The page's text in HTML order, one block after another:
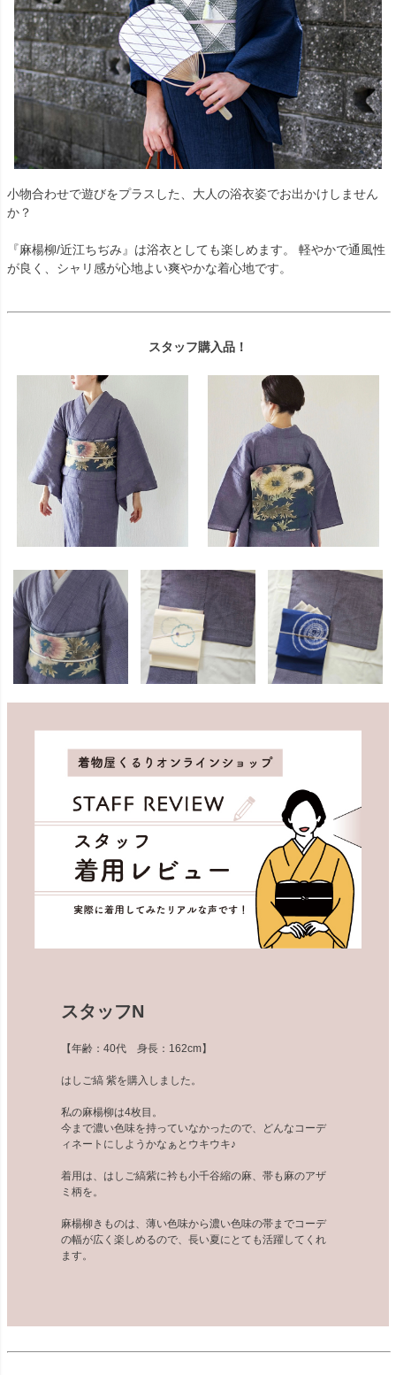
小物合わせで遊びをプラスした、大人の浴衣姿でお出かけしません
か？
『麻楊柳/近江ちぢみ』は浴衣としても楽しめます。 軽やかで通風性
が良く、シャリ感が心地よい爽やかな着心地です。
スタッフ購入品！
スタッフN
【年齢：40代 身長：162cm】
はしご縞 紫を購入しました。
私の麻楊柳は4枚目。⁡
今まで濃い色味を持っていなかったので、どんなコーデ
ィネートにしようかなぁとウキウキ♪⁡
⁡着用は、はしご縞紫に衿も小千谷縮の麻⁡、帯も麻のアザ
ミ柄を。
麻楊柳きものは、薄い色味から濃い色味の帯までコーデ
の幅が広く楽しめるので、長い夏にとても活躍してくれ
ます。⁡